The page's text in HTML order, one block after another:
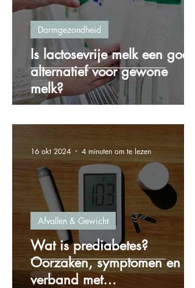
Is lactosevrije melk een goed
alternatief voor gewone
melk?
Darmgezondheid
Wat is prediabetes?
Oorzaken, symptomen en het
verband met
Afvallen & Gewicht
16 okt 2024 4 minuten om te lezen